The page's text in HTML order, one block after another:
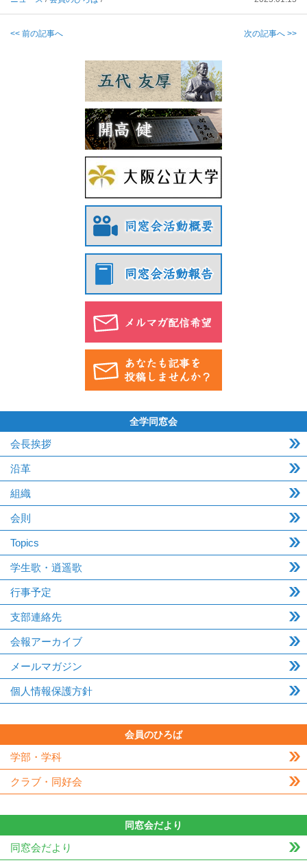
<< 前の記事へ 次の記事へ >>
全学同窓会
会長挨拶
沿革
組織
会則
Topics
学生歌・逍遥歌
行事予定
支部連絡先
会報アーカイブ
メールマガジン
個人情報保護方針
会員のひろば
学部・学科
クラブ・同好会
同窓会だより
同窓会だより